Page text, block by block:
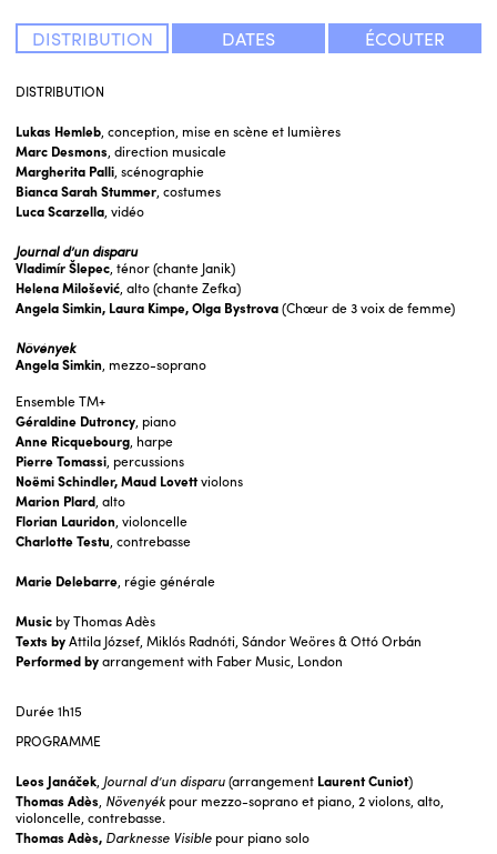
DISTRIBUTION
Lukas Hemleb, conception, mise en scène et lumières
Marc Desmons, direction musicale
Margherita Palli, scénographie
Bianca Sarah Stummer, costumes
Luca Scarzella, vidéo
Journal d’un disparu
Vladimír Šlepec, ténor (chante Janik)
Helena Milošević, alto (chante Zefka)
Angela Simkin, Laura Kimpe,Olga Bystrova(Chœur de 3 voix de femme)
Növények
Angela Simkin, mezzo-soprano
Ensemble TM+
Géraldine Dutroncy, piano
Anne Ricquebourg, harpe
Pierre Tomassi, percussions
Noëmi Schindler, Maud Lovettviolons
Marion Plard, alto
Florian Lauridon, violoncelle
Charlotte Testu, contrebasse
Marie Delebarre, régie générale
Music by Thomas Adès
TextsbyAttila József, Miklós Radnóti, Sándor Weöres & Ottó Orbán
Performed byarrangement with Faber Music, London
Durée1h15
PROGRAMME
Leos Janáček, Journal d’un disparu(arrangement Laurent Cuniot)
Thomas Adès, Növenyék pour mezzo-soprano et piano, 2 violons, alto,
violoncelle, contrebasse.
Thomas Adès, Darknesse Visible pour piano solo
DISTRIBUTION DATES ÉCOUTER